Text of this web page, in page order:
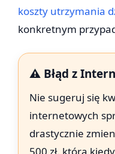
koszty utrzymania
konkretnym
⚠️ Błąd z
Nie sugeruj się
internetowych
drastycznie